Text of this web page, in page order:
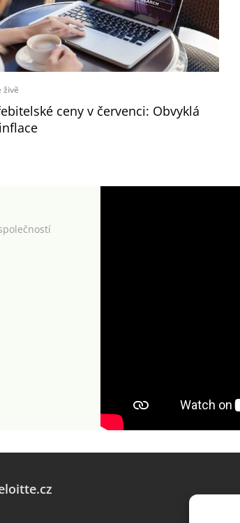
živě
ceny v červenci: Obvyklá